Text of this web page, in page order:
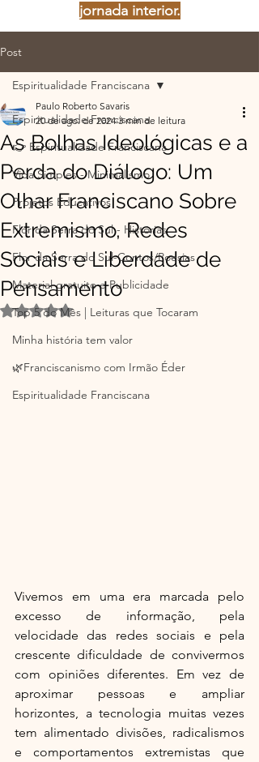
jornada interior.
Post
Espiritualidade Franciscana
👉 Espiritualidade Franciscana
Vida Simples - Minimalismo
Projetos Educativos
Flor da Serra do Sul - Histórias
Flor da Serra do Sul-Contos/Poesias
Material gratuito e Publicidade
Top 5 do Mês | Leituras que Tocaram
Minha história tem valor
🌿Franciscanismo com Irmão Éder
Espiritualidade Franciscana
Espiritualidade Franciscana
As Bolhas Ideológicas e a
Perda do Diálogo: Um
Olhar Franciscano Sobre
Extremismo, Redes
Sociais e Liberdade de
Pensamento
Paulo Roberto Savaris
20 de ago. de 2024 3 min de leitura
Avaliado com NaN de 5 estrelas.
Vivemos em uma era marcada pelo
excesso de informação, pela
velocidade das redes sociais e pela
crescente dificuldade de convivermos
com opiniões diferentes. Em vez de
aproximar pessoas e ampliar
horizontes, a tecnologia muitas vezes
tem alimentado divisões, radicalismos
e comportamentos extremistas que